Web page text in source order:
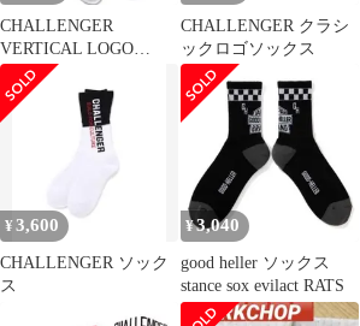
CHALLENGER
VERTICAL LOGO
SOCKS WHITE
CHALLENGER クラシ
ックロゴソックス
¥ 3,600
CHALLENGER ソック
ス
¥3,040
good heller ソックス
stance sox evilact RATS